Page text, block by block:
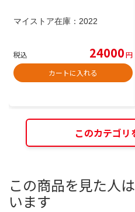
マイストア在庫： 2022
税込 24000円
カートに入れる
このカテゴリ
この商品を見た人
います